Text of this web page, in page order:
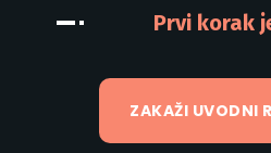
Prvi korak
ZAKAŽI UVODNI